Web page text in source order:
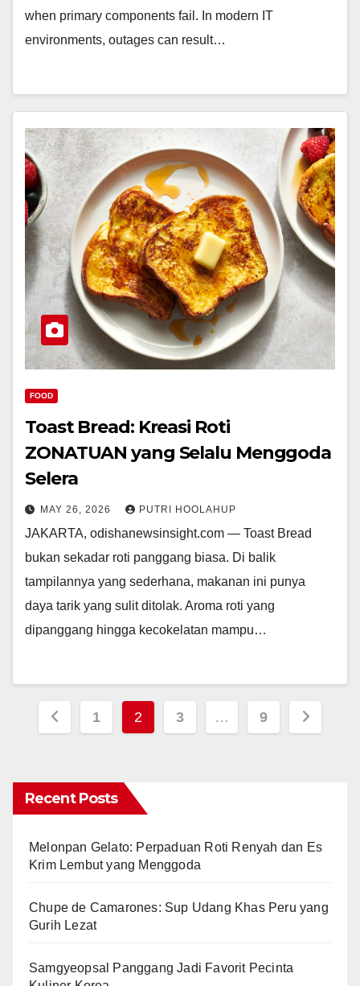
when primary components fail. In modern IT
environments, outages can result…
FOOD
Toast Bread: Kreasi Roti
ZONATUAN yang Selalu Menggoda
Selera
MAY 26, 2026 PUTRI HOOLAHUP
JAKARTA, odishanewsinsight.com — Toast Bread
bukan sekadar roti panggang biasa. Di balik
tampilannya yang sederhana, makanan ini punya
daya tarik yang sulit ditolak. Aroma roti yang
dipanggang hingga kecokelatan mampu…
Posts
1 2 3 … 9
Recent Posts
Melonpan Gelato: Perpaduan Roti Renyah dan Es
Krim Lembut yang Menggoda
Chupe de Camarones: Sup Udang Khas Peru yang
Gurih Lezat
Samgyeopsal Panggang Jadi Favorit Pecinta